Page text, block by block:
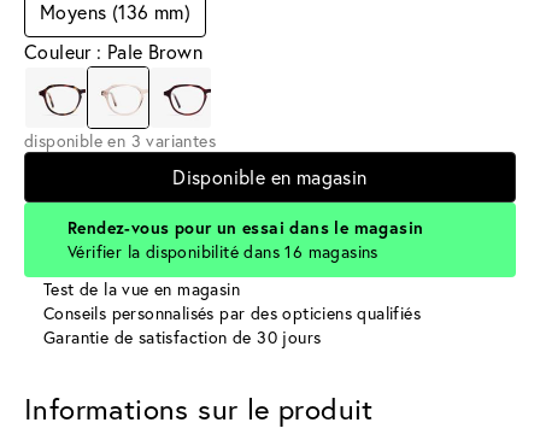
Moyens (136 mm)
Couleur : Pale Brown
disponible en 3 variantes
Disponible en magasin
Rendez-vous pour un essai dans le magasin
Vérifier la disponibilité dans 16 magasins
Test de la vue en magasin
Conseils personnalisés par des opticiens qualifiés
Garantie de satisfaction de 30 jours
Informations sur le produit